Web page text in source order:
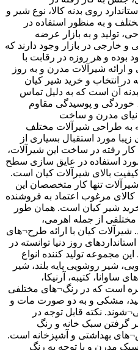
روی بدنه کالا، نوع شیر و
و به منظور استفاده در
تولید و به بازار عرضه
خارجی در بازار وجود دارند که
و هر روزه در رقابت با
ارائه شیرآلات مدرن و به روز
در انتخاب و خرید شیر کیان
آن است که به دلیل تماس
خوردگی و پوسیدگی مقاوم
مدرن و ساخت
به طراحی شیرآلات مختلف
مورد استقبال بسیاری از
کار رفته در ساخت این شیرآلات،
استفاده در عایق سازی سطح
بالای شیرآلات کیان است.
تنها کار متخصصان این
مرغوب اعتماد به فروشنده
شیر کیان است. همان طور
مختلفی از جمله اهرمی،
کیان با ارائه طرح¬های
روز دنیا توانسته در
مجموعه تولید کننده انواع
شیر روشویی پایه بلند، شیر
کتیبه، آرنیکا،
است که در رنگ¬های مختلفی
مشکی و به دو صورت مات و
نکته قابل توجه در
گرفتن سبک خانه و رنگ
بهداشتی و آشپزخانه است.
مدرن و با توجه به رنگ